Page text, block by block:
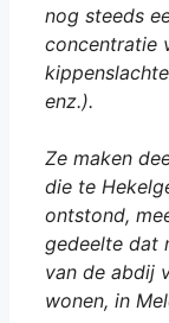
nog steeds
concentratie
enz.).
Ze maken
die te
ontstond,
gedeelte dat
van de abdij
wonen, in